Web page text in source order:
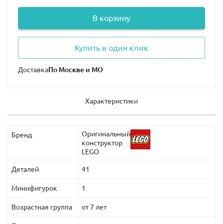
В корзину
Купить в один клик
Доставка
Характеристики
Бренд
Оригинальный
конструктор
LEGO
Деталей 41
Минифигурок 1
Возрастная группа от 7 лет